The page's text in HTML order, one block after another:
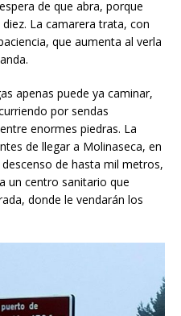
de que abra, porque
La camarera trata, con
que aumenta al verla
apenas puede ya caminar,
por sendas
enormes piedras. La
de llegar a Molinaseca, en
de hasta mil metros,
un centro sanitario que
donde le vendarán los